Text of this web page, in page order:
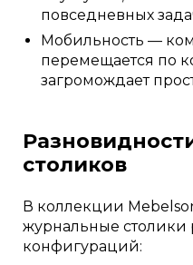
повседневных
Мобильность —
перемещается по
загромождает
столиков
В коллекции
журнальные столики
конфигураций: